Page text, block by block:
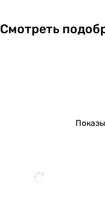
Смотреть